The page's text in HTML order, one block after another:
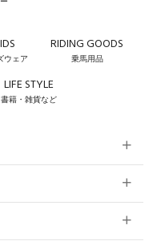
ウェア
RIDING GOODS
乗馬用品
LIFE STYLE
書籍・雑貨など